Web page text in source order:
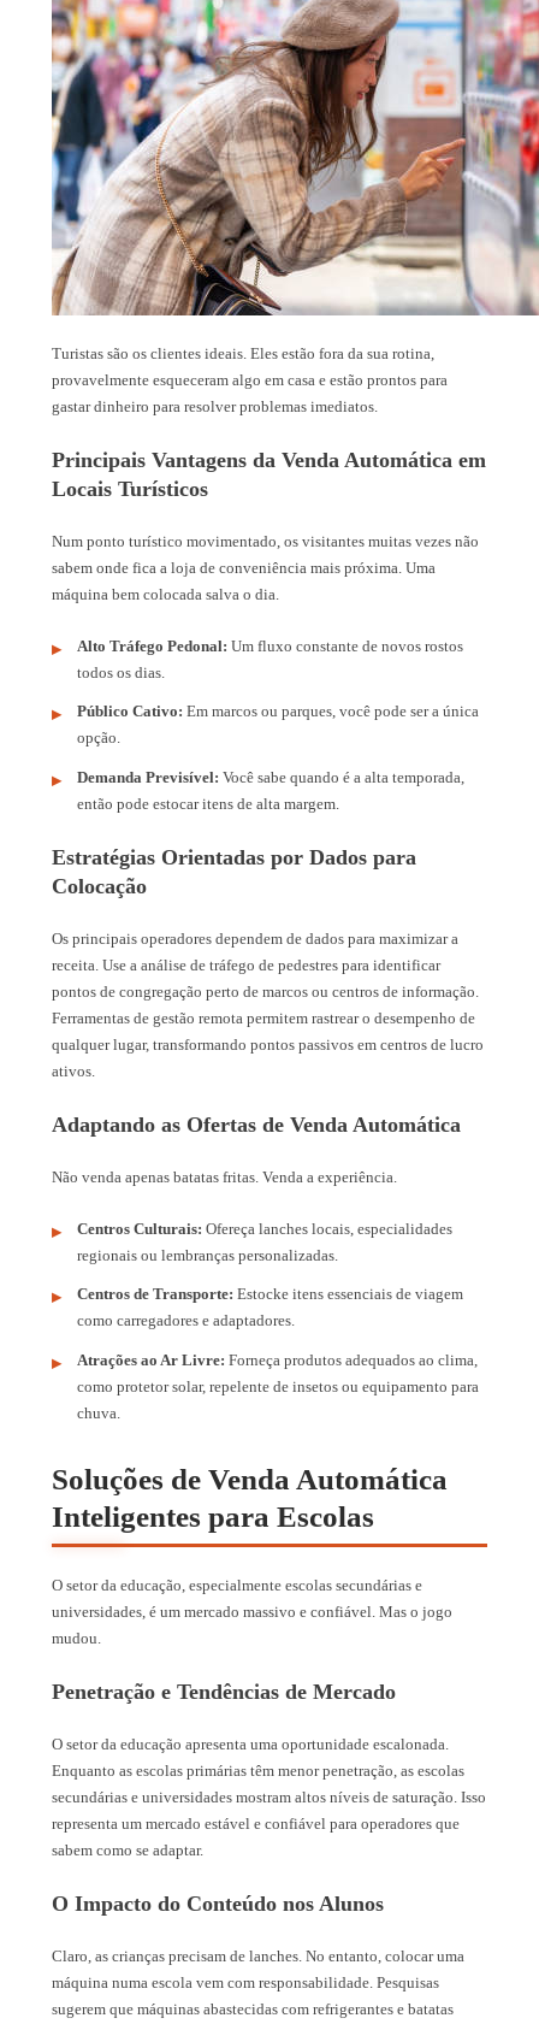
Turistas são os clientes ideais. Eles estão fora da sua rotina,
provavelmente esqueceram algo em casa e estão prontos para
gastar dinheiro para resolver problemas imediatos.
Principais Vantagens da Venda Automática em
Locais Turísticos
Num ponto turístico movimentado, os visitantes muitas vezes não
sabem onde fica a loja de conveniência mais próxima. Uma
máquina bem colocada salva o dia.
Alto Tráfego Pedonal: Um fluxo constante de novos rostos
todos os dias.
Público Cativo: Em marcos ou parques, você pode ser a única
opção.
Demanda Previsível: Você sabe quando é a alta temporada,
então pode estocar itens de alta margem.
Estratégias Orientadas por Dados para
Colocação
Os principais operadores dependem de dados para maximizar a
receita. Use a análise de tráfego de pedestres para identificar
pontos de congregação perto de marcos ou centros de informação.
Ferramentas de gestão remota permitem rastrear o desempenho de
qualquer lugar, transformando pontos passivos em centros de lucro
ativos.
Adaptando as Ofertas de Venda Automática
Não venda apenas batatas fritas. Venda a experiência.
Centros Culturais: Ofereça lanches locais, especialidades
regionais ou lembranças personalizadas.
Centros de Transporte: Estocke itens essenciais de viagem
como carregadores e adaptadores.
Atrações ao Ar Livre: Forneça produtos adequados ao clima,
como protetor solar, repelente de insetos ou equipamento para
chuva.
Soluções de Venda Automática
Inteligentes para Escolas
O setor da educação, especialmente escolas secundárias e
universidades, é um mercado massivo e confiável. Mas o jogo
mudou.
Penetração e Tendências de Mercado
O setor da educação apresenta uma oportunidade escalonada.
Enquanto as escolas primárias têm menor penetração, as escolas
secundárias e universidades mostram altos níveis de saturação. Isso
representa um mercado estável e confiável para operadores que
sabem como se adaptar.
O Impacto do Conteúdo nos Alunos
Claro, as crianças precisam de lanches. No entanto, colocar uma
máquina numa escola vem com responsabilidade. Pesquisas
sugerem que máquinas abastecidas com refrigerantes e batatas